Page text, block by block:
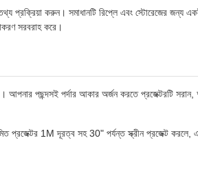
তথ্য প্রক্রিয়া করুন। সমাধানটি রিপ্লে এবং স্টোরেজের
সরবরাহ করে।
পছন্দসই পর্দার আকার অর্জন করতে প্রজেক্টরটি সরান,
প্রজেক্টর 1M দূরত্ব সহ 30" পর্যন্ত স্ক্রীন প্রজেক্ট